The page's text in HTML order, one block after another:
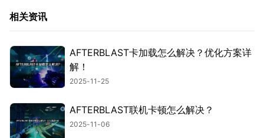
相关资讯
AFTERBLAST卡加载怎么解决？优化方案详
解！
2025-11-25
AFTERBLAST联机卡顿怎么解决？
2025-11-06